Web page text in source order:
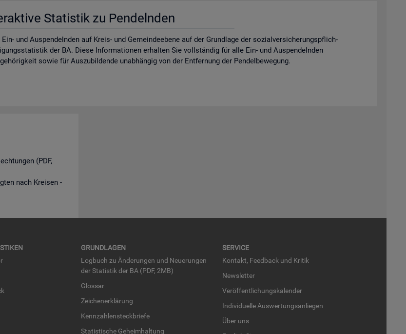
Sta­tis­tik zu Pen­deln­den
und Aus­pen­deln­den auf Kreis- und Ge­mein­de­ebe­ne auf der Grund­la­ge der so­zi­al­ver­si­che­rungs­pflich­
der BA. Diese In­for­ma­tio­nen er­hal­ten Sie voll­stän­dig für alle Ein- und Aus­pen­deln­den
sowie für Aus­zu­bil­den­de un­ab­hän­gig von der Ent­fer­nung der Pen­del­be­we­gung.
(PDF,
nach Kreisen -
GRUND­LA­GEN
Log­buch zu Än­de­run­gen und Neue­run­gen
der Sta­tis­tik der BA (PDF, 2MB)
Glos­sar
Zei­chen­er­klä­rung
Kenn­zah­len­steck­brie­fe
Sta­tis­ti­sche Ge­heim­hal­tung
SER­VICE
Kon­takt, Feed­back und Kri­tik
News­let­ter
Ver­öf­fent­li­chungs­ka­len­der
In­di­vi­du­el­le Aus­wer­tungs­an­lie­gen
Über uns